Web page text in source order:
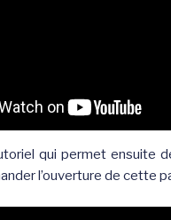
qui permet ensuite
l’ouverture de cette